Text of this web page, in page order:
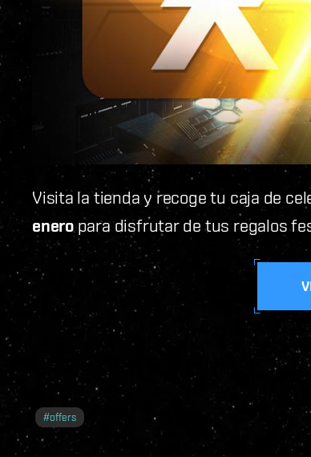
Visita la tienda y recoge tu caja de
eneropara disfrutar de tus regalos
#offers